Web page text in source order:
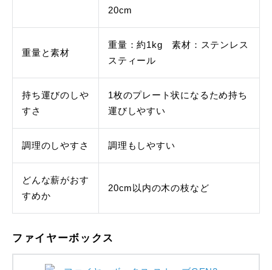
20cm
重量と素材
重量：約1kg 素材：ステンレス
スティール
持ち運びのしや
すさ
1枚のプレート状になるため持ち
運びしやすい
調理のしやすさ 調理もしやすい
どんな薪がおす
すめか
20cm以内の木の枝など
ファイヤーボックス